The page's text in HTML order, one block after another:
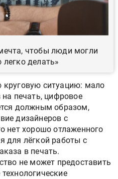
чтобы люди могли
делать»
ситуацию: мало
печать, цифровое
должным образом,
дизайнеров с
нет хорошо отлаженного
для лёгкой работы с
в печать.
не может предоставить